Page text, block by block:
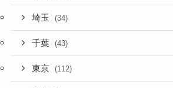
埼玉 (34)
千葉 (43)
東京 (112)